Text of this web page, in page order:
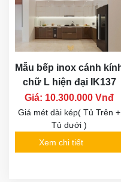
Mẫu bếp inox cánh
chữ L hiện đại IK137
Giá: 10.300.000 Vnđ
Giá mét dài kép( Tủ Trên +
Tủ dưới )
Xem chi tiết